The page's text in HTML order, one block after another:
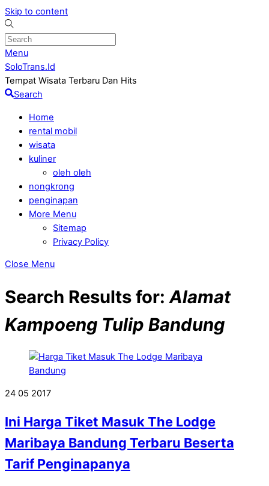
Skip to content
Menu
SoloTrans.Id
Tempat Wisata Terbaru Dan Hits
Search
Home
rental mobil
wisata
kuliner
oleh oleh
nongkrong
penginapan
More Menu
Sitemap
Privacy Policy
Close Menu
Search Results for: Alamat
Kampoeng Tulip Bandung
24 05 2017
Ini Harga Tiket Masuk The Lodge
Maribaya Bandung Terbaru Beserta
Tarif Penginapanya